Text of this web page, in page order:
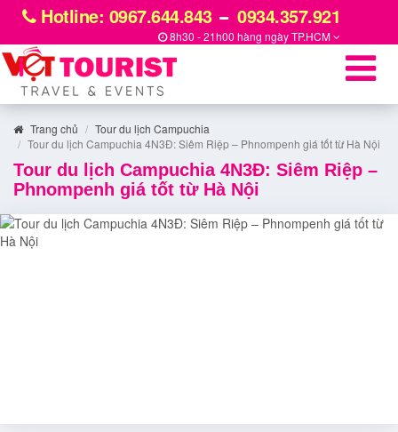
Hotline: 0967.644.843 0934.357.921
8h30 - 21h00 hàng ngàyTP.HCM
Trang chủ
Tour du lịch Campuchia
Tour du lịch Campuchia 4N3Đ: Siêm Riệp – Phnompenh giá tốt từ Hà Nội
Tour du lịch Campuchia 4N3Đ: Siêm Riệp –
Phnompenh giá tốt từ Hà Nội